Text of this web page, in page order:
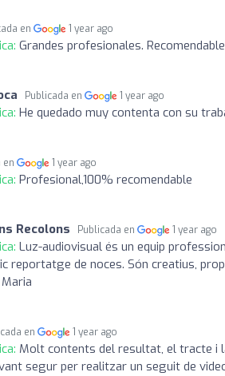
en 1 year ago
Grandes profesionales.
Publicada en 1 year ago
He quedado muy contenta con su
en 1 year ago
Profesional,100% recomendable
Recolons Publicada en 1 year ago
Luz-audiovisual és un equip
reportatge de noces. Són creatius,
en 1 year ago
Molt contents del resultat, el tracte i
segur per realitzar un seguit de